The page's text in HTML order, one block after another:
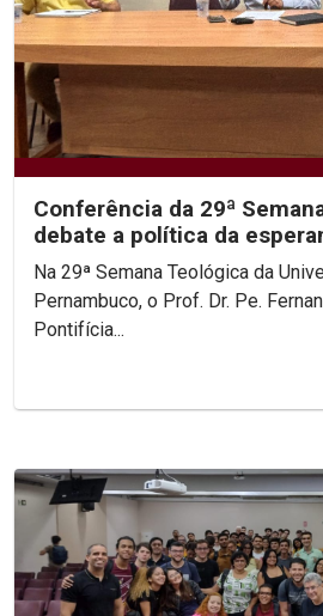
Conferência da 29ª
debate a política da
Na 29ª Semana Teológica da
Pernambuco, o Prof. Dr. Pe.
Pontifícia...